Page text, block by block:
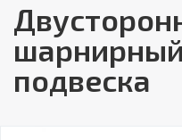
подвеска